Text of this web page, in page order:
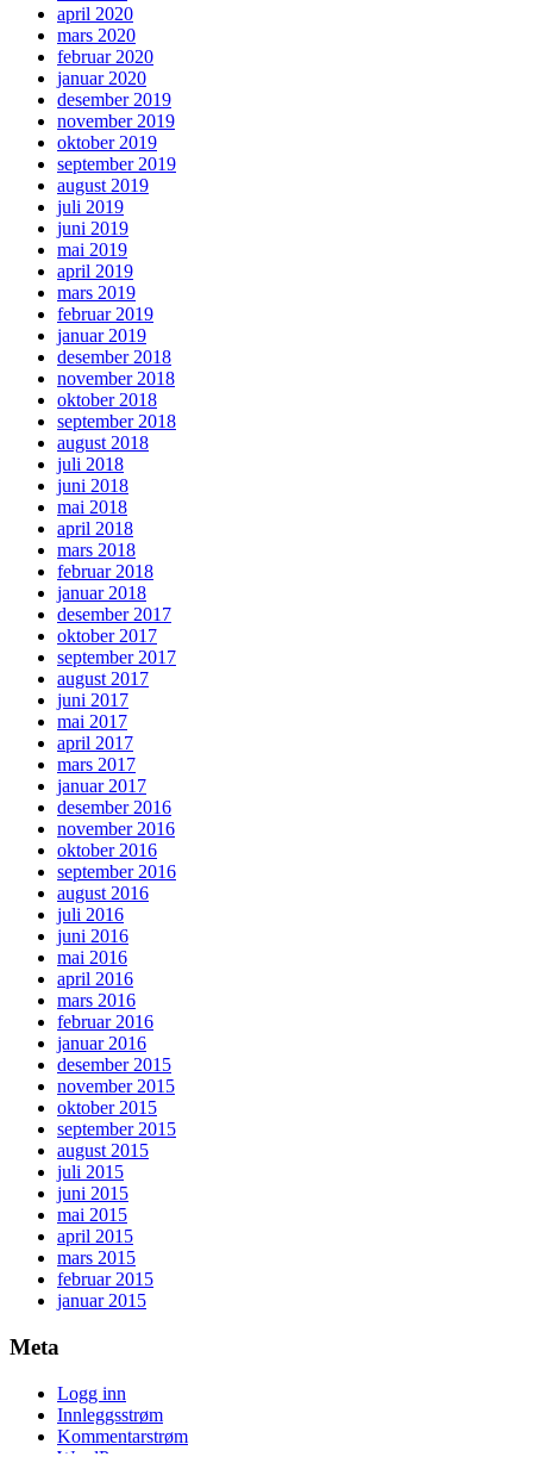
april 2020
mars 2020
februar 2020
januar 2020
desember 2019
november 2019
oktober 2019
september 2019
august 2019
juli 2019
juni 2019
mai 2019
april 2019
mars 2019
februar 2019
januar 2019
desember 2018
november 2018
oktober 2018
september 2018
august 2018
juli 2018
juni 2018
mai 2018
april 2018
mars 2018
februar 2018
januar 2018
desember 2017
oktober 2017
september 2017
august 2017
juni 2017
mai 2017
april 2017
mars 2017
januar 2017
desember 2016
november 2016
oktober 2016
september 2016
august 2016
juli 2016
juni 2016
mai 2016
april 2016
mars 2016
februar 2016
januar 2016
desember 2015
november 2015
oktober 2015
september 2015
august 2015
juli 2015
juni 2015
mai 2015
april 2015
mars 2015
februar 2015
januar 2015
Meta
Logg inn
Innleggsstrøm
Kommentarstrøm
WordPress.org